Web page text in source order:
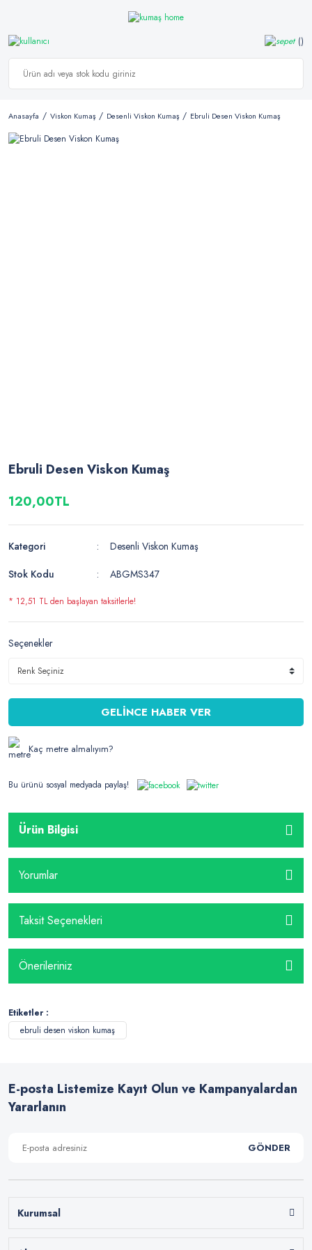
Anasayfa Viskon Kumaş Desenli Viskon Kumaş Ebruli Desen Viskon Kumaş
Ebruli Desen Viskon Kumaş
120,00TL
Kategori
Desenli Viskon Kumaş
Stok Kodu
ABGMS347
* 12,51 TL den başlayan taksitlerle!
Seçenekler
GELİNCE HABER VER
Kaç metre almalıyım?
Bu ürünü sosyal medyada paylaş!
Ürün Bilgisi
Yorumlar
Taksit Seçenekleri
Önerileriniz
Etiketler :
ebruli desen viskon kumaş
E-posta Listemize Kayıt Olun ve Kampanyalardan
Yararlanın
GÖNDER
Kurumsal